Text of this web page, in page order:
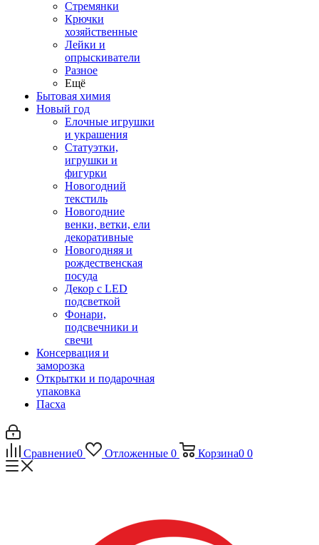
Стремянки
Крючки
хозяйственные
Лейки и
опрыскиватели
Разное
Ещё
Бытовая химия
Новый год
Елочные игрушки
и украшения
Статуэтки,
игрушки и
фигурки
Новогодний
текстиль
Новогодние
венки, ветки, ели
декоративные
Новогодняя и
рождественская
посуда
Декор с LED
подсветкой
Фонари,
подсвечники и
свечи
Консервация и
заморозка
Открытки и подарочная
упаковка
Пасха
Сравнение0 Отложенные 0 Корзина0 0